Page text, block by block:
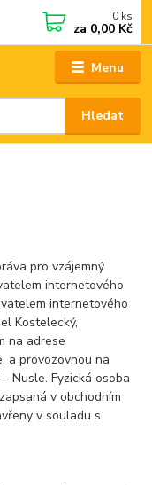
Menu
Hledat
0 ks
za 0,00 Kč
pro vzájemný
internetového
internetového
Kostelecký,
na adrese
a provozovnou na
Nusle. Fyzická osoba
v obchodním
v souladu s